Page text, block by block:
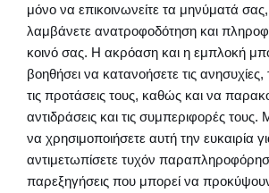
μόνο να επικοινωνείτε τα μηνύματά
λαμβάνετε ανατροφοδότηση και
κοινό σας. Η ακρόαση και η εμπλοκή
βοηθήσει να κατανοήσετε τις ανησυχίες,
τις προτάσεις τους, καθώς και να
αντιδράσεις και τις συμπεριφορές τους.
να χρησιμοποιήσετε αυτή την ευκαιρία
αντιμετωπίσετε τυχόν
παρεξηγήσεις που μπορεί να